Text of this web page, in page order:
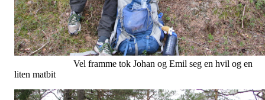
Vel framme tok Johan og Emil seg en hvil og en
liten matbit